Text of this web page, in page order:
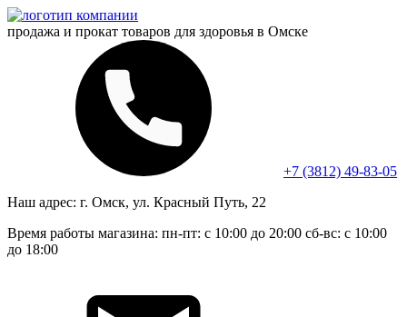
продажа и прокат товаров для здоровья в Омске
+7 (3812) 49-83-05
Наш адрес: г. Омск, ул. Красный Путь, 22
Время работы магазина: пн-пт: с 10:00 до 20:00 сб-вс: с 10:00
до 18:00